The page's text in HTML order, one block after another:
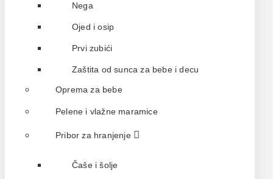
Nega
Ojed i osip
Prvi zubići
Zaštita od sunca za bebe i decu
Oprema za bebe
Pelene i vlažne maramice
Pribor za hranjenje
Čaše i šolje